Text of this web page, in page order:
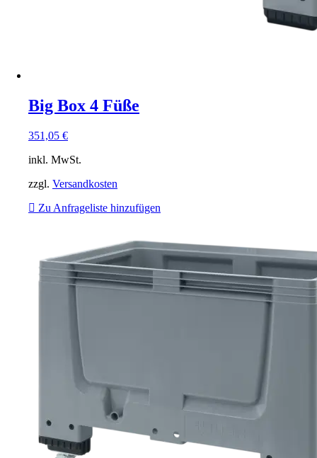
Big Box 4 Füße
351,05 €
inkl. MwSt.
zzgl. Versandkosten
Zu Anfrageliste hinzufügen